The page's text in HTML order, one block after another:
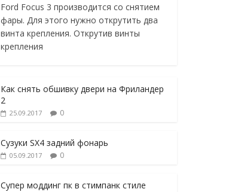
Ford Focus 3 производится со снятием
фары. Для этого нужно открутить два
винта крепления. Открутив винты
крепления
Как снять обшивку двери на Фриландер
2
25.09.2017 0
Сузуки SX4 задний фонарь
05.09.2017 0
Супер моддинг пк в стимпанк стиле